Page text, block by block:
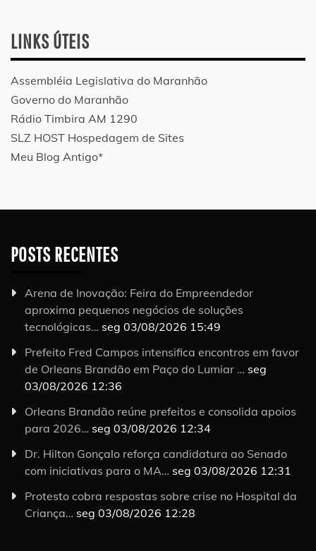
LINKS ÚTEIS
Assembléia Legislativa do Maranhão
Governo do Maranhão
Rádio Timbira AM 1290
SLZ HOST Hospedagem de Sites
Meu Blog Antigo*
POSTS RECENTES
Arena de Inovação: Feira do Empreendedor
aproxima pequenos negócios de soluções
tecnológicas… seg 03/08/2026 15:49
Prefeito Fred Campos intensifica encontros em favor
de Orleans Brandão em Paço do Lumiar … seg
03/08/2026 12:36
Orleans Brandão reúne prefeitos e consolida apoios
para 2026… seg 03/08/2026 12:34
Dr. Hilton Gonçalo reforça candidatura ao Senado
com iniciativas para o MA… seg 03/08/2026 12:31
Protesto cobra respostas sobre crise no Hospital da
Criança… seg 03/08/2026 12:28